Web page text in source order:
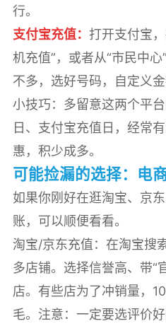
行。
支付宝充值： 打开支付宝
机充值”，或者从“市民中
不多，选好号码，自定义金
小技巧：多留意这两个平
日、支付宝充值日，经常
惠，积少成多。
可能捡漏的选择：电
如果你刚好在逛淘宝、京
账，可以顺便看看。
淘宝/京东充值：在淘宝搜
多店铺。选择信誉高、带“
店。有些店为了冲销量，
毛。注意：一定要选评价